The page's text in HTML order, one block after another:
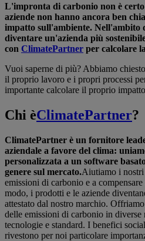
L'impronta di carbonio non è
aziende non hanno ancora ben
impatto sull'ambiente. Nell'ambito
diventare un'azienda più
con ClimatePartner per calcolare
Vuoi saperne di più? Abbiamo
il proprio lavoro e i propri processi
importante calcolare il proprio
Chi èClimatePartner?
ClimatePartner è un fornitore
aziendale a favore del clima:
personalizzata a un software
genere sul mercato.Aiutiamo i
emissioni di carbonio e a
modo, i prodotti e le aziende
attestato dal nostro marchio.
delle emissioni di carbonio in diverse
tecnologie e standard. I benefici
rivestono per noi particolare